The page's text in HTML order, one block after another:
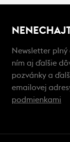
Newsletter
ním aj ďalšie
pozvánky a
emailovej
podmienkami